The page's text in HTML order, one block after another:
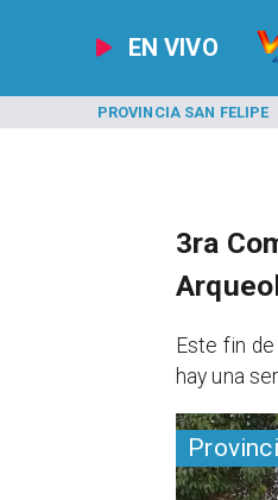
EN VIVO
PROVINCIA SAN FELIPE
3ra
​Este fin
hay una